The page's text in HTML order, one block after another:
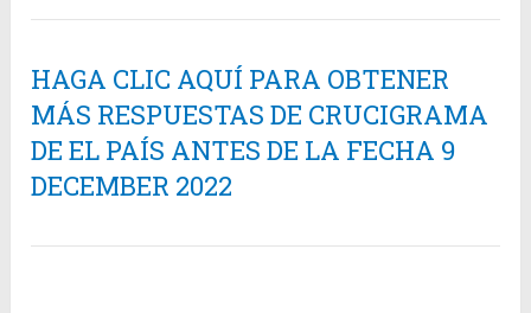
HAGA CLIC AQUÍ PARA OBTENER
MÁS RESPUESTAS DE CRUCIGRAMA
DE EL PAÍS ANTES DE LA FECHA 9
DECEMBER 2022